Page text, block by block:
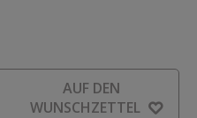
AUF DEN
WUNSCHZETTEL